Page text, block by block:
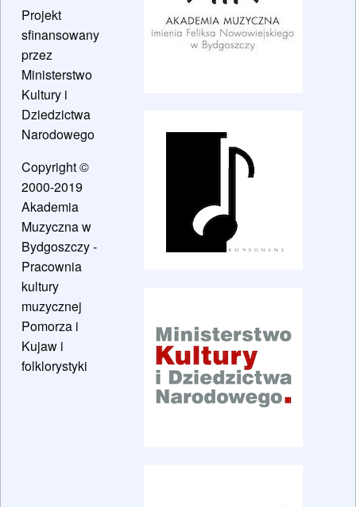
Projekt
sfinansowany
przez
Ministerstwo
Kultury i
Dziedzictwa
Narodowego
Copyright ©
2000-2019
Akademia
Muzyczna w
Bydgoszczy -
Pracownia
kultury
muzycznej
Pomorza i
Kujaw i
folklorystyki